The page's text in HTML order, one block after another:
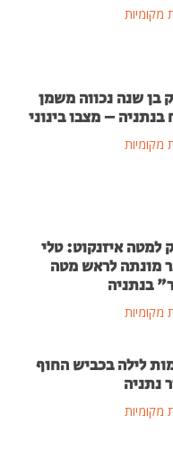
מקומיות
בן שנה נכווה משמן
בנתניה – מצבו בינוני
מקומיות
למטה איזנקוט: טלי
מונתה לראש מטה
בנתניה
מקומיות
לילה בכביש החוף
נתניה
מקומיות